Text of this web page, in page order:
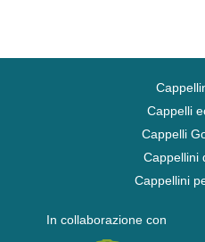
Cappelli
Cappelli
Cappellini
Cappellini
In collaborazione con